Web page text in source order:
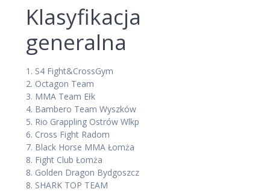
Klasyfikacja
generalna
1. S4 Fight&CrossGym
2. Octagon Team
3. MMA Team Ełk
4. Bambero Team Wyszków
5. Rio Grappling Ostrów Wlkp
6. Cross Fight Radom
7. Black Horse MMA Łomża
8. Fight Club Łomża
8. Golden Dragon Bydgoszcz
8. SHARK TOP TEAM